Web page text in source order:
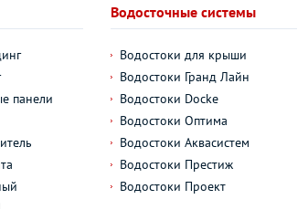
панели
Водосточные системы
Водостоки для крыши
Водостоки Гранд Лайн
Водостоки Docke
Водостоки Оптима
Водостоки Аквасистем
Водостоки Престиж
Водостоки Проект